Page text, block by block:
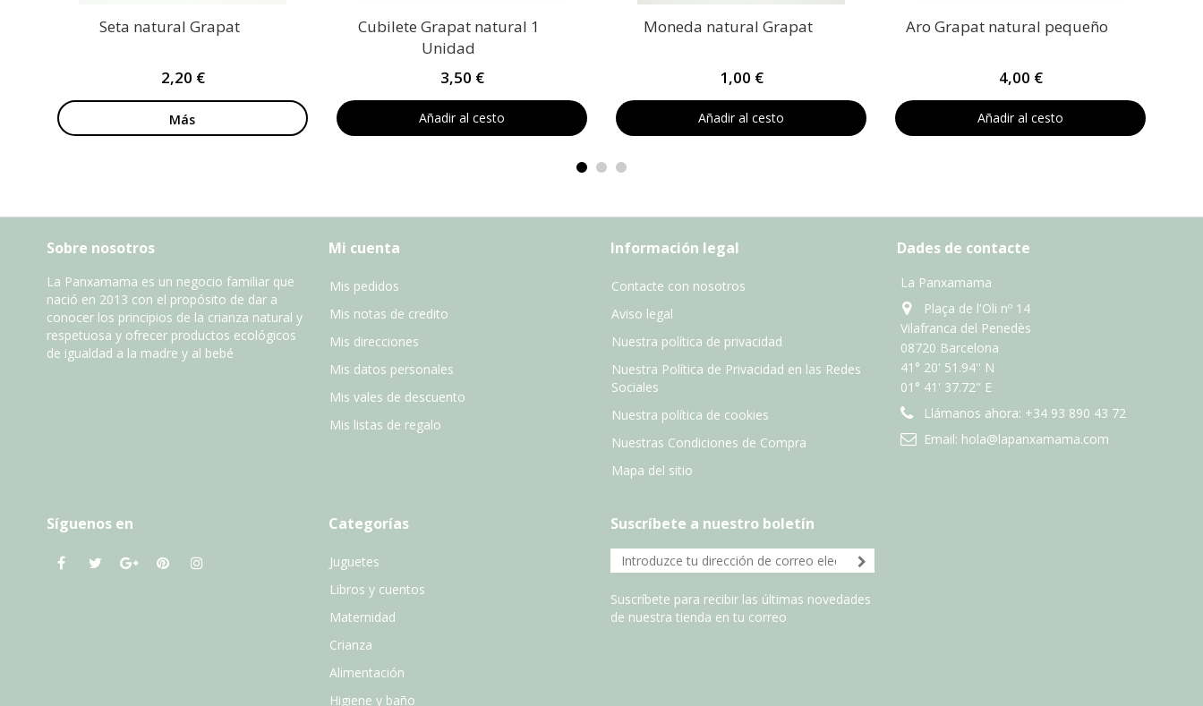
Seta natural Grapat
2,20 €
Más
Cubilete Grapat natural 1
Unidad
3,50 €
Añadir al cesto
Moneda natural Grapat
1,00 €
Añadir al cesto
Aro Grapat natural pequeño
4,00 €
Añadir al cesto
Sobre nosotros
La Panxamama es un negocio familiar que
nació en 2013 con el propósito de dar a
conocer los principios de la crianza natural y
respetuosa y ofrecer productos ecológicos
de igualdad a la madre y al bebé
Mi cuenta
Mis pedidos
Mis notas de credito
Mis direcciones
Mis datos personales
Mis vales de descuento
Mis listas de regalo
Información legal
Contacte con nosotros
Aviso legal
Nuestra política de privacidad
Nuestra Política de Privacidad en las Redes
Sociales
Nuestra política de cookies
Nuestras Condiciones de Compra
Mapa del sitio
Dades de contacte
La Panxamama
Plaça de l'Oli nº 14
Vilafranca del Penedès
08720 Barcelona
41° 20' 51.94'' N
01° 41' 37.72" E
Llámanos ahora: +34 93 890 43 72
Email: hola@lapanxamama.com
Síguenos en Categorías
Juguetes
Libros y cuentos
Maternidad
Crianza
Alimentación
Higiene y baño
Suscríbete a nuestro boletín
Suscríbete para recibir las últimas novedades
de nuestra tienda en tu correo